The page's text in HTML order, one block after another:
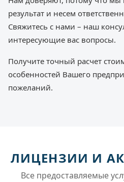
результат и несем
Свяжитесь с нами – наш
интересующие вас вопросы.
Получите точный расчет
особенностей Вашего
пожеланий.
ЛИЦЕНЗИИ И
Все предоставляемые